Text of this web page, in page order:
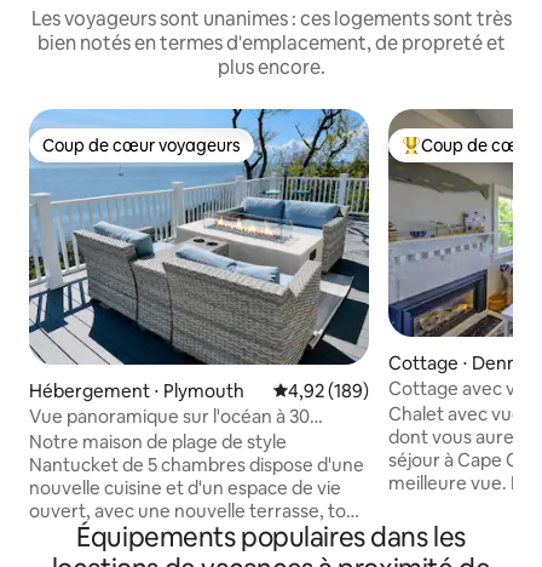
Les voyageurs sont unanimes : ces logements sont très
bien notés en termes d'emplacement, de propreté et
plus encore.
Coup de cœur voyageurs
Coup de cœur voyageurs
Hébergement ⋅ Plymouth Évaluation moyenne sur la
4,92 (189)
Vue panoramique sur l'océan à 30
mètres au-dessus de la baie de Cape
Cod
Notre maison de plage de style
Nantucket de 5 chambres dispose d'une
nouvelle cuisine et d'un espace de vie
ouvert, avec une nouvelle terrasse, tous
donnant sur l'ensemble du littoral de la
baie de Cape Cod depuis un perchoir
Coups de cœur
Coup de cœur
Cottage ⋅ Dennis
Cottage avec vue
million de dollars
Street
Chalet avec vue
dont vous aurez
séjour à Cape
meilleure vue. Réveillez-vous avec
vagues,
enfoncer vos orteils. Nous
Équipements populaires dans les